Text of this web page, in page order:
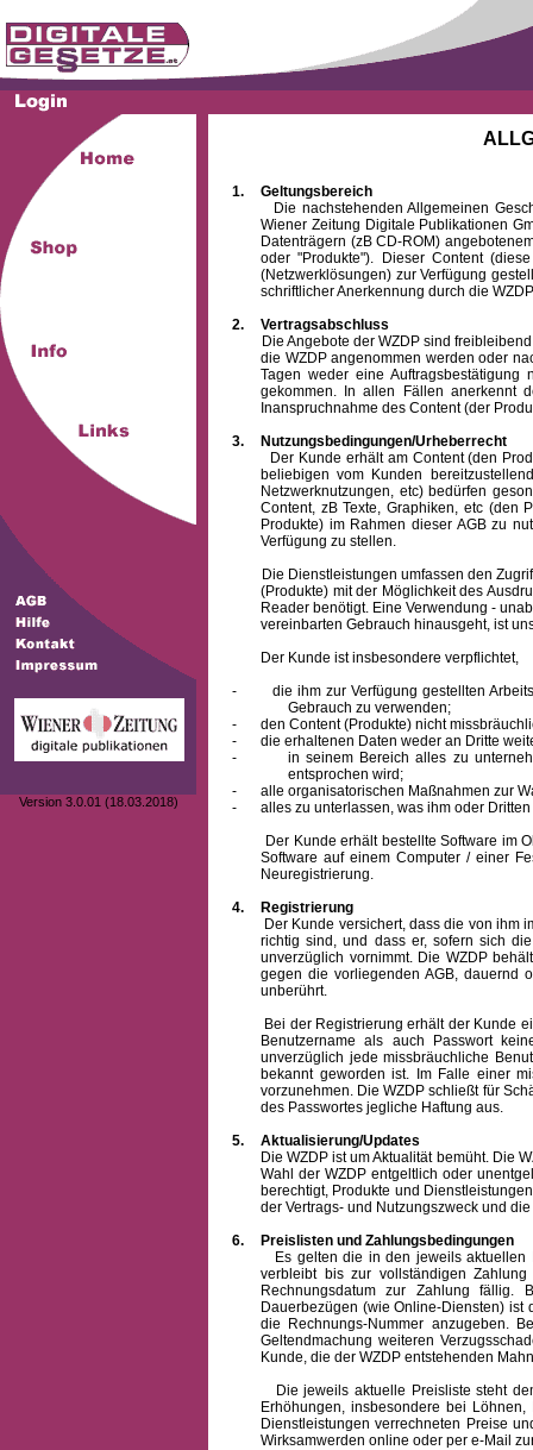
Version 3.0.01 (18.03.2018)
1.
Geltungsbereich
Die nachstehenden Allgemeinen
Wiener Zeitung Digitale Publikationen
Datenträgern (zB CD-ROM)
oder "Produkte"). Dieser Content
(Netzwerklösungen) zur Verfügung
schriftlicher Anerkennung durch die
2.
Vertragsabschluss
Die Angebote der WZDP sind freibleibend.
die WZDP angenommen werden oder
Tagen weder eine
gekommen. In allen Fällen anerkennt
Inanspruchnahme des Content (der
3.
Nutzungsbedingungen/Urheberrecht
Der Kunde erhält am Content (den
beliebigen vom Kunden
Netzwerknutzungen, etc) bedürfen
Content, zB Texte, Graphiken, etc (den
Produkte) im Rahmen dieser AGB zu
Verfügung zu stellen.
Die Dienstleistungen umfassen den Zugriff
(Produkte) mit der Möglichkeit des
Reader benötigt. Eine Verwendung -
vereinbarten Gebrauch hinausgeht, ist
Der Kunde ist insbesondere verpflichtet,
-
die ihm zur Verfügung gestellten
Gebrauch zu verwenden;
-
den Content (Produkte) nicht
-
die erhaltenen Daten weder an Dritte
-
in seinem Bereich alles zu
entsprochen wird;
-
alle organisatorischen Maßnahmen zur
-
alles zu unterlassen, was ihm oder
Der Kunde erhält bestellte Software im
Software auf einem Computer / einer
Neuregistrierung.
4.
Registrierung
Der Kunde versichert, dass die von ihm
richtig sind, und dass er, sofern sich
unverzüglich vornimmt. Die WZDP
gegen die vorliegenden AGB, dauernd
unberührt.
Bei der Registrierung erhält der Kunde
Benutzernameals auch Passwort
unverzüglich jede missbräuchliche
bekannt geworden ist. Im Falle einer
vorzunehmen. Die WZDP schließt für
des Passwortes jegliche Haftung aus.
5.
Aktualisierung/Updates
Die WZDP ist um Aktualität bemüht. Die
Wahl der WZDP entgeltlich oder
berechtigt, Produkte und
der Vertrags- und Nutzungszweck und
6.
Preislisten und Zahlungsbedingungen
Es gelten die in den jeweils aktuellen
verbleibt bis zur vollständigen
Rechnungsdatum zur Zahlung fällig.
Dauerbezügen (wie Online-Diensten)
die Rechnungs-Nummer anzugeben.
Geltendmachung weiteren
Kunde, die der WZDP entstehenden
Die jeweils aktuelle Preisliste steht dem
Erhöhungen, insbesondere bei
Dienstleistungen verrechneten Preise
Wirksamwerden online oder per e-Mail